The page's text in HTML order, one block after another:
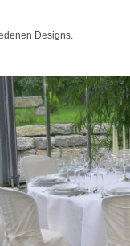
Designs.